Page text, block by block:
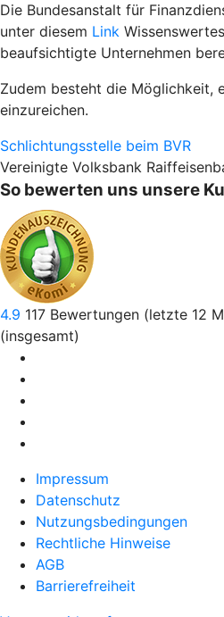
Die Bundesanstalt für
unter diesem Link
beaufsichtigte Unternehmen
Zudem besteht die Möglichkeit,
einzureichen.
Schlichtungsstelle beim BVR
Vereinigte Volksbank
So bewerten uns unsere
4.9 117 Bewertungen (letzte 12
(insgesamt)
Impressum
Datenschutz
Nutzungsbedingungen
Rechtliche Hinweise
AGB
Barrierefreiheit